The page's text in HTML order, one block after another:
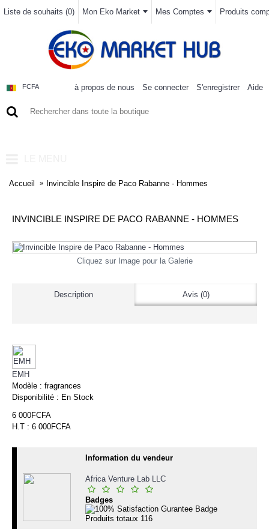
Liste de souhaits (0) Mon Eko Market Mes Comptes Produits
FCFA à propos de nous Se connecter S'enregistrer Aide
Accueil Invincible Inspire de Paco Rabanne - Hommes
INVINCIBLE INSPIRE DE PACO RABANNE - HOMMES
Cliquez sur Image pour la Galerie
Description Avis (0)
EMH
Modèle : fragrances
Disponibilité : En Stock
6 000FCFA
H.T : 6 000FCFA
Information du vendeur
Africa Venture Lab LLC
Badges
Produits totaux 116